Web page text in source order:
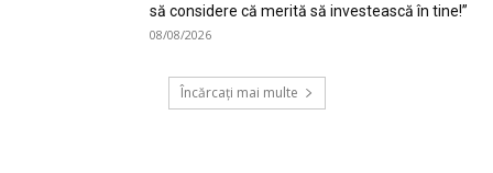
să considere că merită să investească în tine!”
08/08/2026
Încărcați mai multe